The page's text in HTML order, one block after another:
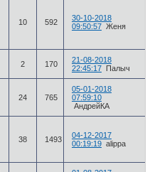
10 592
30-10-2018
09:50:57 Женя
2 170
21-08-2018
22:45:17 Палыч
24 765
05-01-2018
07:59:10
АндрейКА
38 1493
04-12-2017
00:19:19 alippa